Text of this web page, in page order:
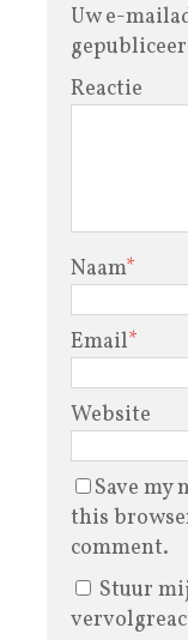
Uw e-
Reactie
Naam*
Email*
Website
Save my
this
comment.
Stuur